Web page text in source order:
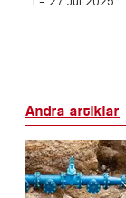
Andra artiklar